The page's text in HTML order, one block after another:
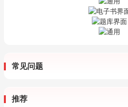
常见问题
推荐